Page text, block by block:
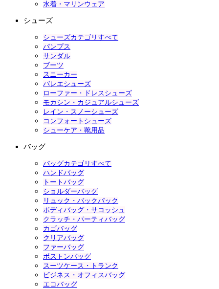
水着・マリンウェア
シューズ
シューズカテゴリすべて
パンプス
サンダル
ブーツ
スニーカー
バレエシューズ
ローファー・ドレスシューズ
モカシン・カジュアルシューズ
レイン・スノーシューズ
コンフォートシューズ
シューケア・靴用品
バッグ
バッグカテゴリすべて
ハンドバッグ
トートバッグ
ショルダーバッグ
リュック・バックパック
ボディバッグ・サコッシュ
クラッチ・パーティバッグ
カゴバッグ
クリアバッグ
ファーバッグ
ボストンバッグ
スーツケース・トランク
ビジネス・オフィスバッグ
エコバッグ